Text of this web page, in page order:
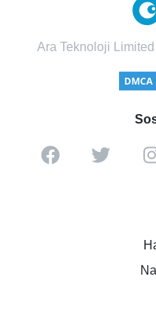
Ara Teknoloji Limited